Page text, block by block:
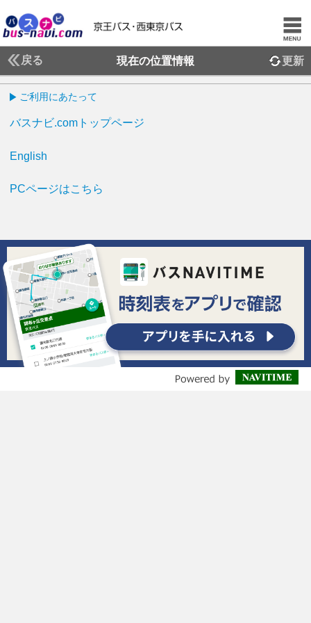
戻る 現在の位置情報 更新
ご利用にあたって
バスナビ.comトップページ
English
PCページはこちら